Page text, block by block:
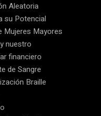
Aleatoria
su Potencial
Mujeres Mayores
nuestro
financiero
de Sangre
Braille